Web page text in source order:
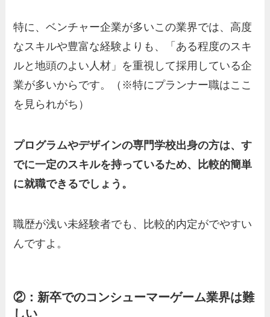
特に、ベンチャー企業が多いこの業界では、高度
なスキルや豊富な経験よりも、「ある程度のスキ
ルと地頭のよい人材」を重視して採用している企
業が多いからです。（※特にプランナー職はここ
を見られがち）
プログラムやデザインの専門学校出身の方は、す
でに一定のスキルを持っているため、比較的簡単
に就職できるでしょう。
職歴が浅い未経験者でも、比較的内定がでやすい
んですよ。
②：新卒でのコンシューマーゲーム業界は難
しい